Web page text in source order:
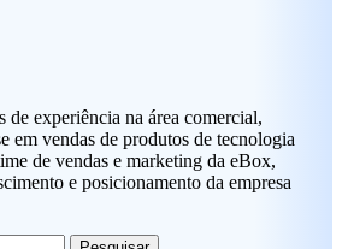
de experiência na área comercial,
em vendas de produtos de tecnologia
de vendas e marketing da eBox,
e posicionamento da empresa